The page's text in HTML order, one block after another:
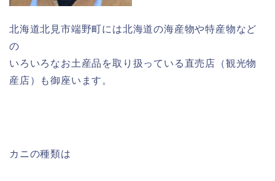
北海道北見市端野町には北海道の海産物や特産物など
の
いろいろなお土産品を取り扱っている直売店（観光物
産店）も御座います。
カニの種類は